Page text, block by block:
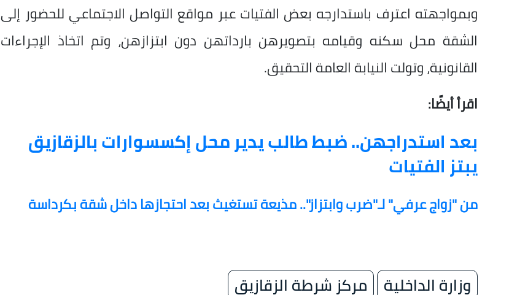
وبمواجهته اعترف باستدارجه بعض الفتيات عبر مواقع التواصل الاجتماعي للحضور إلى
الشقة محل سكنه وقيامه بتصويرهن بارداتهن دون ابتزازهن، وتم اتخاذ الإجراءات
القانونية، وتولت النيابة العامة التحقيق.
اقرأ أيضًا:
بعد استدراجهن.. ضبط طالب يدير محل إكسسوارات بالزقازيق
يبتز الفتيات
من "زواج عرفي" لـ"ضرب وابتزاز".. مذيعة تستغيث بعد احتجازها داخل شقة بكرداسة
وزارة الداخلية
مركز شرطة الزقازيق